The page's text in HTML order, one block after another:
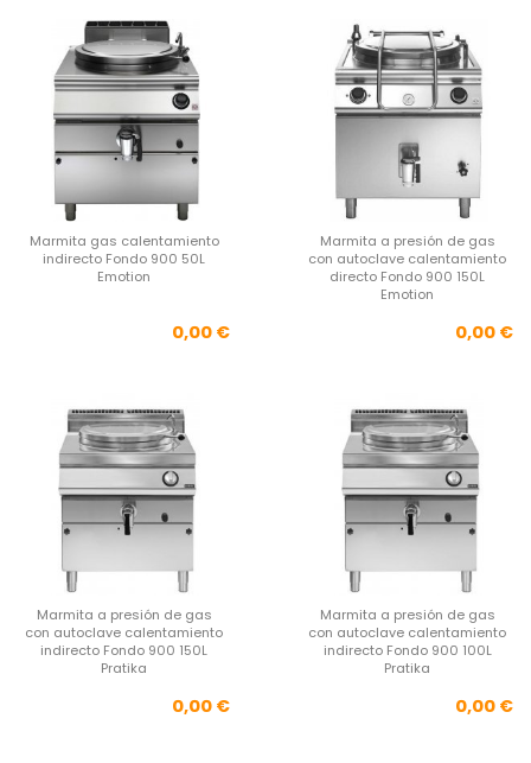
Marmita gas calentamiento
indirecto Fondo 900 50L
Emotion
Precio
0,00 €
Marmita a presión de gas
con autoclave calentamiento
directo Fondo 900 150L
Emotion
0,00 €
Marmita a presión de gas
con autoclave calentamiento
indirecto Fondo 900 150L
Pratika
Precio
0,00 €
Marmita a presión de gas
con autoclave calentamiento
indirecto Fondo 900 100L
Pratika
0,00 €